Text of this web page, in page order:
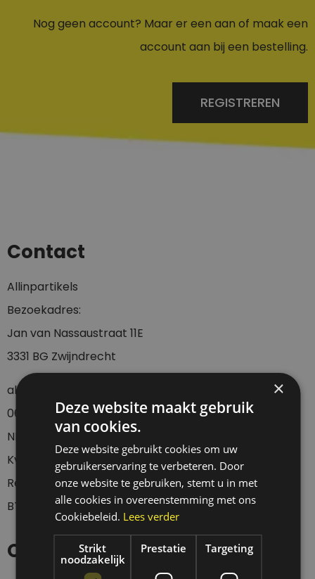
Nog geen account? Maar er een aan of maak een
account aan bij een bestelling.
REGISTREREN
Contact
Allinpartikels
Bezoekadres:
Jan van Nassaustraat 11E
3331 BG Zwijndrecht
allinpartikels@gmail.com
06-23437536
NL42 KNAB 0255 7096 76
KvK: 67705162
Registratie diervoeding: NL 230455
BTWnr: NL002029104B36
Openingstijden
×
Deze website maakt gebruik
van cookies.
Deze website gebruikt cookies om uw
gebruikerservaring te verbeteren. Door
onze website te gebruiken, stemt u in met
alle cookies in overeenstemming met ons
Cookiebeleid. Lees verder
Strikt
noodzakelijk
Prestatie Targeting